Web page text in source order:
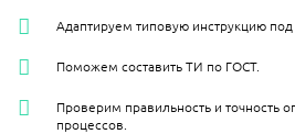
Адаптируем типовую инструкцию
Поможем составить ТИ по ГОСТ.
Проверим правильность и точность
процессов.